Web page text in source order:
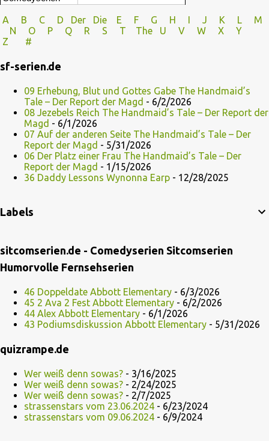
A B C D Der Die E F G H I J K L
M
N
O P Q R S T The U V
W X Y
Z
#
sf-serien.de
09 Erhebung, Blut und Gottes Gabe The Handmaid’s
Tale – Der Report der Magd - 6/2/2026
08 Jezebels Reich The Handmaid’s Tale – Der Report der
Magd - 6/1/2026
07 Auf der anderen Seite The Handmaid’s Tale – Der
Report der Magd - 5/31/2026
06 Der Platz einer Frau The Handmaid’s Tale – Der
Report der Magd - 1/15/2026
36 Daddy Lessons Wynonna Earp - 12/28/2025
Labels
sitcomserien.de - Comedyserien Sitcomserien
Humorvolle Fernsehserien
46 Doppeldate Abbott Elementary - 6/3/2026
45 2 Ava 2 Fest Abbott Elementary - 6/2/2026
44 Alex Abbott Elementary - 6/1/2026
43 Podiumsdiskussion Abbott Elementary - 5/31/2026
quizrampe.de
Wer weiß denn sowas? - 3/16/2025
Wer weiß denn sowas? - 2/24/2025
Wer weiß denn sowas? - 2/7/2025
strassenstars vom 23.06.2024 - 6/23/2024
strassenstars vom 09.06.2024 - 6/9/2024